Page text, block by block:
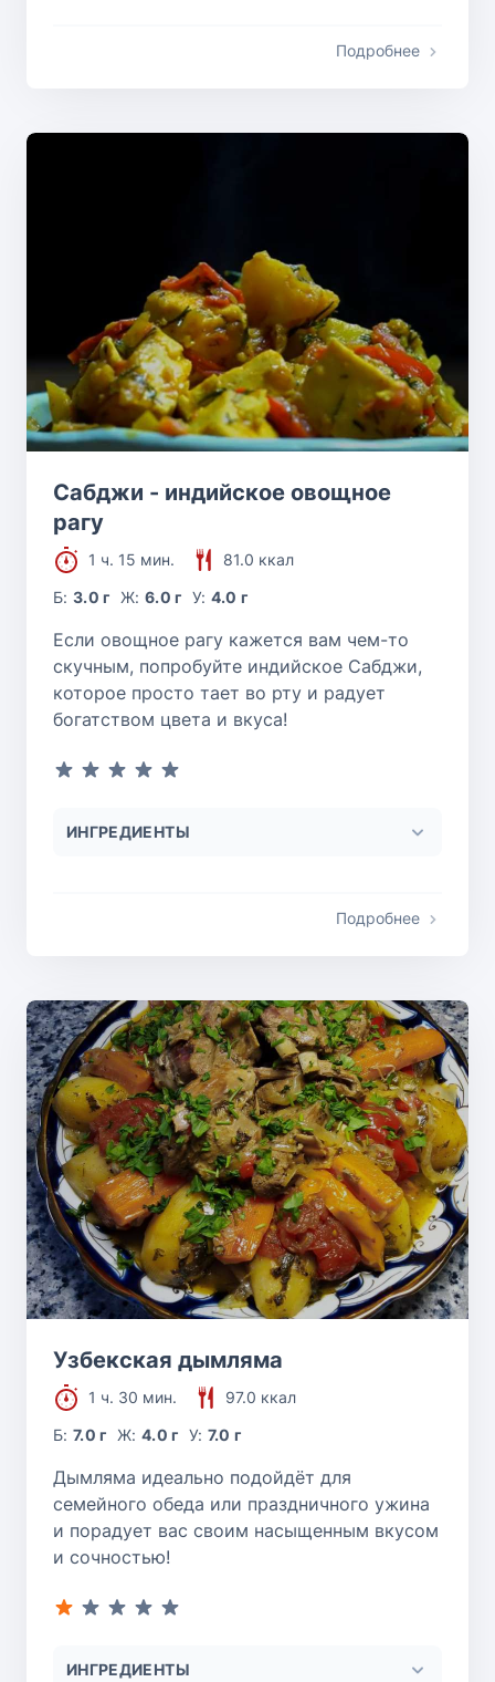
Подробнее
Сабджи - индийское овощное
рагу
1 ч. 15 мин.
81.0 ккал
Б:3.0 г Ж: 6.0 г У: 4.0 г
Если овощное рагу кажется вам чем-то
скучным, попробуйте индийское Сабджи,
которое просто тает во рту и радует
богатством цвета и вкуса!
ИНГРЕДИЕНТЫ
Подробнее
Узбекская дымляма
1 ч. 30 мин.
97.0 ккал
Б:7.0 г Ж: 4.0 г У: 7.0 г
Дымляма идеально подойдёт для
семейного обеда или праздничного ужина
и порадует вас своим насыщенным вкусом
и сочностью!
ИНГРЕДИЕНТЫ